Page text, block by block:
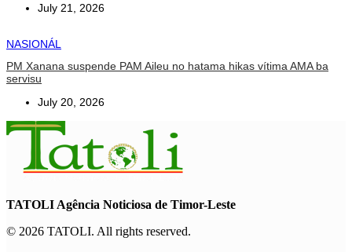
July 21, 2026
NASIONÁL
PM Xanana suspende PAM Aileu no hatama hikas vítima AMA ba
servisu
July 20, 2026
TATOLI Agência Noticiosa de Timor-Leste
© 2026 TATOLI. All rights reserved.